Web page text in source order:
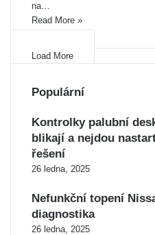
na…
Read More »
Load More
Populární
Kontrolky palubní
blikají a nejdou
řešení
26 ledna, 2025
Nefunkční topení
diagnostika
26 ledna, 2025